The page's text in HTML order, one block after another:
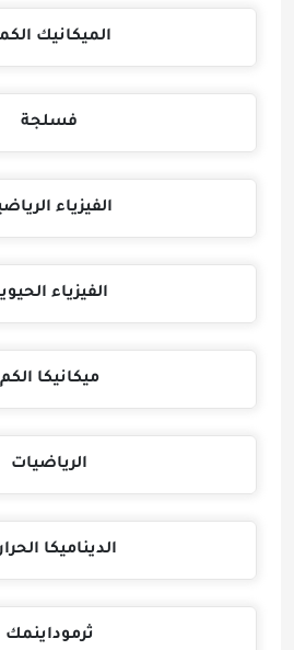
الميكانيك
فسلجة
الفيزياء
الفيزياء
ميكانيكا الكم
الرياضيات
الديناميكا
ثرموداينمك